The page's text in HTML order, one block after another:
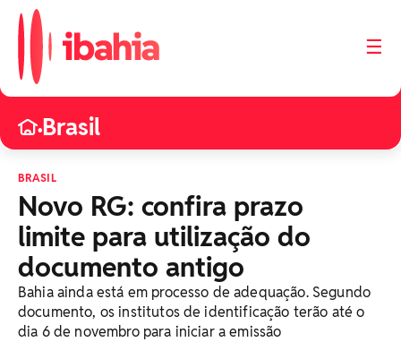
☰
•Brasil
BRASIL
Novo RG: confira prazo
limite para utilização do
documento antigo
Bahia ainda está em processo de adequação. Segundo
documento, os institutos de identificação terão até o
dia 6 de novembro para iniciar a emissão